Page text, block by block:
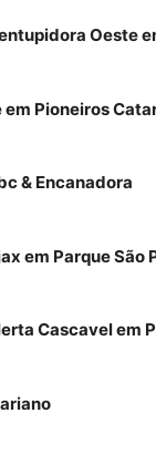
Oeste
em Pioneiros
& Encanadora
em Parque São
Cascavel em